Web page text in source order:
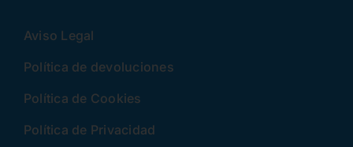
Aviso Legal
Política de devoluciones
Política de Cookies
Política de Privacidad